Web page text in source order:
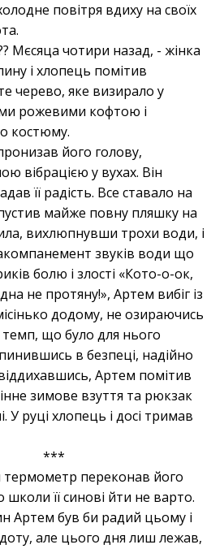
повітря вдиху на своїх
Мєсяца чотири назад, - жінка
і хлопець помітив
черево, яке визирало у
рожевими кофтою і
костюму.
його голову,
вібрацією у вухах. Він
її радість. Все ставало на
майже повну пляшку на
вихлюпнувши трохи води, і
звуків води що
болю і злості «Кото-о-ок,
не протяну!», Артем вибіг із
додому, не озираючись
що було для нього
в безпеці, надійно
Артем помітив
зимове взуття та рюкзак
У руці хлопець і досі тримав
***
термометр переконав його
її синові йти не варто.
Артем був би радий цьому і
але цього дня лиш лежав,